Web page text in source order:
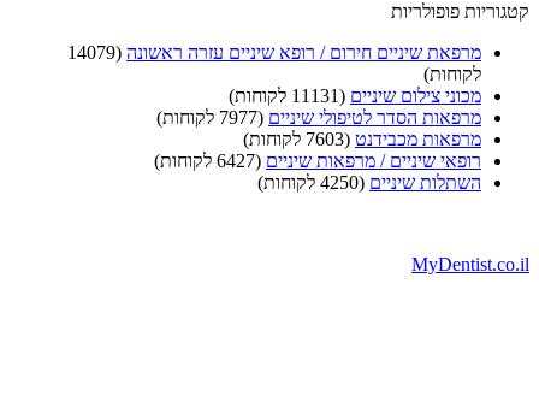
פופולריות
מרפאת שיניים חירום / רופא שיניים עזרה ראשונה (14079
לקוחות)
מכוני צילום שיניים (11131 לקוחות)
מרפאות הסדר לטיפולי שיניים (7977 לקוחות)
מרפאות מכבידנט (7603 לקוחות)
רופאי שיניים / מרפאות שיניים (6427 לקוחות)
השתלות שיניים (4250 לקוחות)